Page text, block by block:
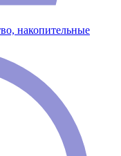
накопительные